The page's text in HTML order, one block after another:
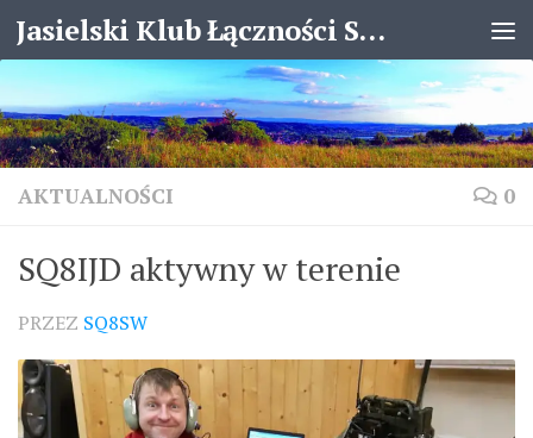
Skip to content Jasielski Klub Łączności SP8KJX
AKTUALNOŚCI 0
SQ8IJD aktywny w terenie
PRZEZ SQ8SW